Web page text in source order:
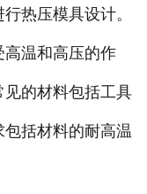
成功案例
视频中心
发货现场
热压模具设计。
温和高压的作
的材料包括工具
括材料的耐高温